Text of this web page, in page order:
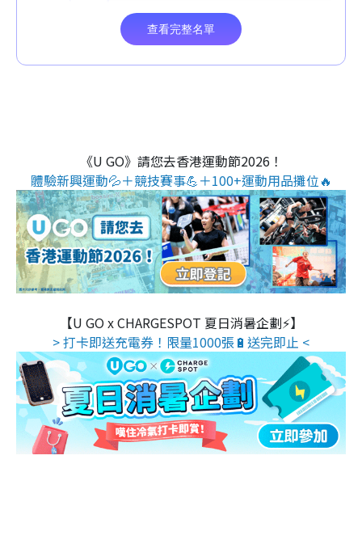
《U GO》請您去香港運動節2026！
體驗新興運動💦＋競技賽事💪＋100+運動用品攤位🔥
【U GO x CHARGESPOT 夏日消暑企劃⚡】
> 打卡即送充電券！限量1000張🔋送完即止 <